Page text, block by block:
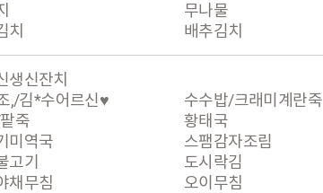
치
무나물
배추김치
생신잔치
,/김*수어르신♥
죽
미역국
고기
채무침
수수밥/크래미계란죽
황태국
스팸감자조림
도시락김
오이무침